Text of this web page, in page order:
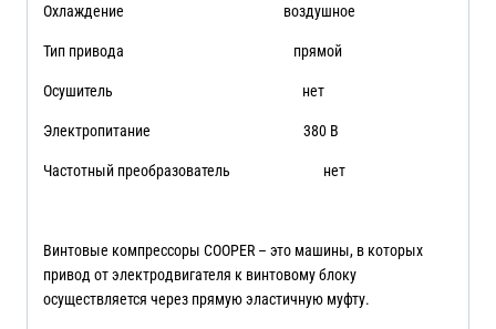
Охлаждение воздушное
Тип привода прямой
Осушитель нет
Электропитание 380 В
Частотный преобразователь нет
Винтовые компрессоры COOPER – это машины, в которых
привод от электродвигателя к винтовому блоку
осуществляется через прямую эластичную муфту.